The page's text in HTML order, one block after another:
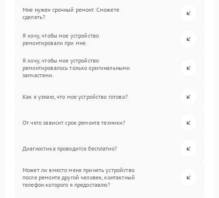
Мне нужен срочный ремонт. Сможете
сделать?
Я хочу, чтобы мое устройство
ремонтировали при мне.
Я хочу, чтобы мое устройство
ремонтировалось только оригинальными
запчастями.
Как я узнаю, что мое устройство готово?
От чего зависит срок ремонта техники?
Диагностика проводится бесплатно?
Может ли вместо меня принять устройство
после ремонта другой человек, контактный
телефон которого я предоставлю?